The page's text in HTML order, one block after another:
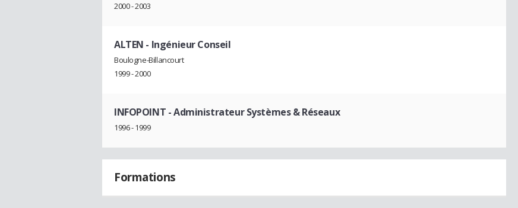
2000 - 2003
ALTEN - Ingénieur Conseil
Boulogne-Billancourt
1999 - 2000
INFOPOINT - Administrateur Systèmes & Réseaux
1996 - 1999
Formations